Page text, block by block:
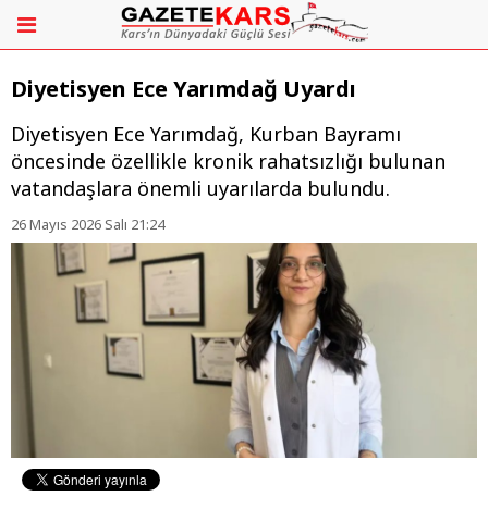
Diyetisyen Ece Yarımdağ Uyardı
Diyetisyen Ece Yarımdağ, Kurban Bayramı
öncesinde özellikle kronik rahatsızlığı bulunan
vatandaşlara önemli uyarılarda bulundu.
26 Mayıs 2026 Salı 21:24